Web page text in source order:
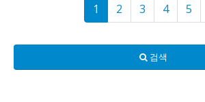
1 2 3 4 5
검색